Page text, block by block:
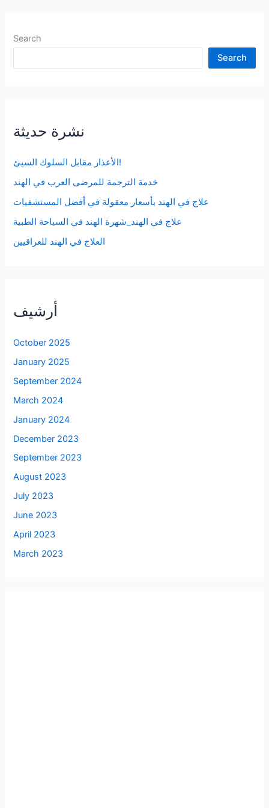
Search
Search
نشرة حديثة
الأعذار مقابل السلوك السيئ!
خدمة الترجمة للمرضى العرب في الهند
علاج في الهند بأسعار معقولة في أفضل المستشفيات
علاج في الهند_شهرة الهند في السياحة الطبية
العلاج في الهند للعراقيين
أرشيف
October 2025
January 2025
September 2024
March 2024
January 2024
December 2023
September 2023
August 2023
July 2023
June 2023
April 2023
March 2023